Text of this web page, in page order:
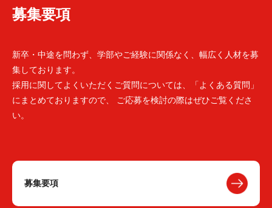
募集要項
新卒・中途を問わず、学部やご経験に関係なく、幅広く人材を募
集しております。
採用に関してよくいただくご質問については、「よくある質問」
にまとめておりますので、 ご応募を検討の際はぜひご覧くださ
い。
募集要項